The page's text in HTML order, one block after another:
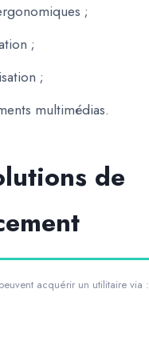
;
;
;
multimédias.
de
acquérir un utilitaire via :